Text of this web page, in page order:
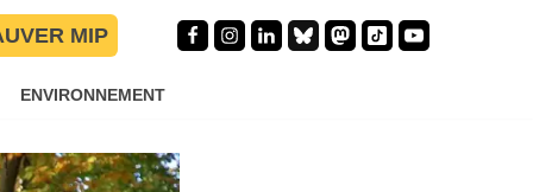
MIP
ENVIRONNEMENT
au